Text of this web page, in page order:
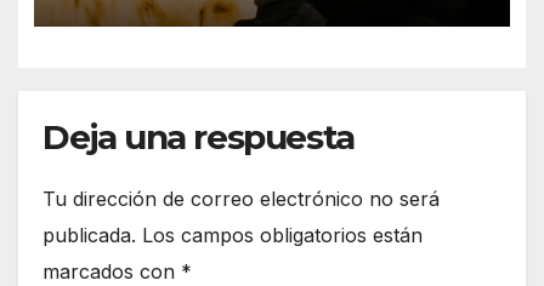
Deja una respuesta
Tu dirección de correo electrónico no será
publicada. Los campos obligatorios están
marcados con *